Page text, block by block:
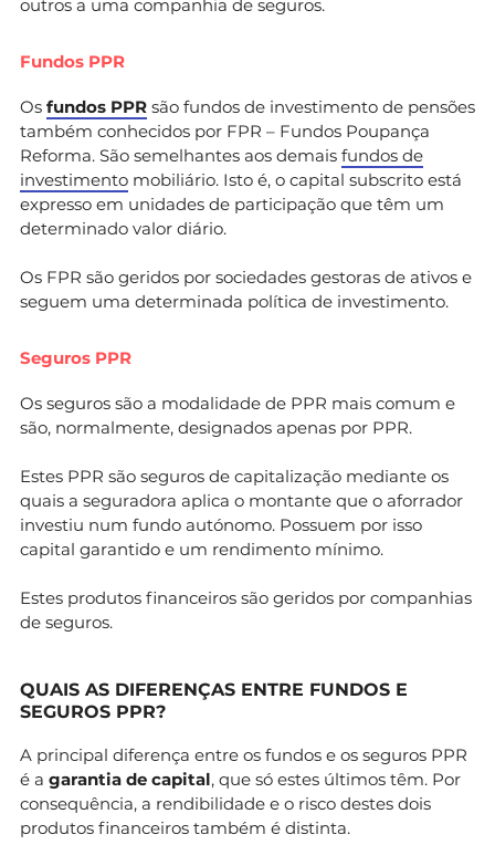
outros a uma companhia de seguros.
Fundos PPR
Os fundos PPR são fundos de investimento de pensões
também conhecidos por FPR – Fundos Poupança
Reforma. São semelhantes aos demais fundos de
investimento mobiliário. Isto é, o capital subscrito está
expresso em unidades de participação que têm um
determinado valor diário.
Os FPR são geridos por sociedades gestoras de ativos e
seguem uma determinada política de investimento.
Seguros PPR
Os seguros são a modalidade de PPR mais comum e
são, normalmente, designados apenas por PPR.
Estes PPR são seguros de capitalização mediante os
quais a seguradora aplica o montante que o aforrador
investiu num fundo autónomo. Possuem por isso
capital garantido e um rendimento mínimo.
Estes produtos financeiros são geridos por companhias
de seguros.
QUAIS AS DIFERENÇAS ENTRE FUNDOS E
SEGUROS PPR?
A principal diferença entre os fundos e os seguros PPR
é a garantia de capital, que só estes últimos têm. Por
consequência, a rendibilidade e o risco destes dois
produtos financeiros também é distinta.